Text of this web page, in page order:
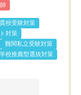
校受験対策
対策
難関私立受験対策
校推薦型選抜対策